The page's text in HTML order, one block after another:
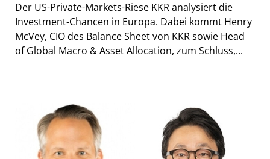
Der US-Private-Markets-Riese KKR analysiert die
Investment-Chancen in Europa. Dabei kommt Henry
McVey, CIO des Balance Sheet von KKR sowie Head
of Global Macro & Asset Allocation, zum Schluss,...